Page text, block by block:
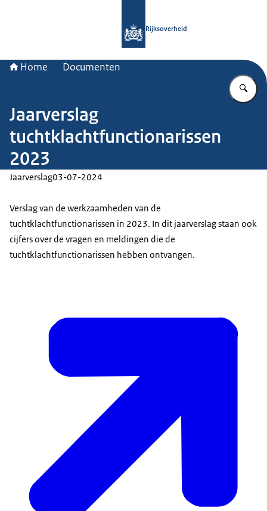
Rijksoverheid
Home Documenten
Jaarverslag
tuchtklachtfunctionarissen
2023
Jaarverslag03-07-2024
Verslag van de werkzaamheden van de
tuchtklachtfunctionarissen in 2023. In dit jaarverslag staan ook
cijfers over de vragen en meldingen die de
tuchtklachtfunctionarissen hebben ontvangen.